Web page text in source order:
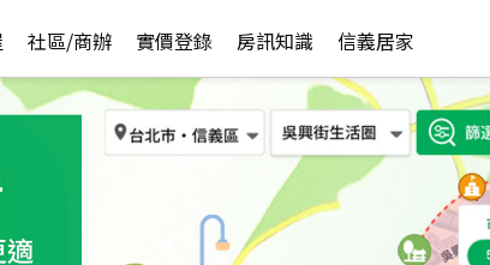
社區/商辦 實價登錄 房訊知識 信義居家